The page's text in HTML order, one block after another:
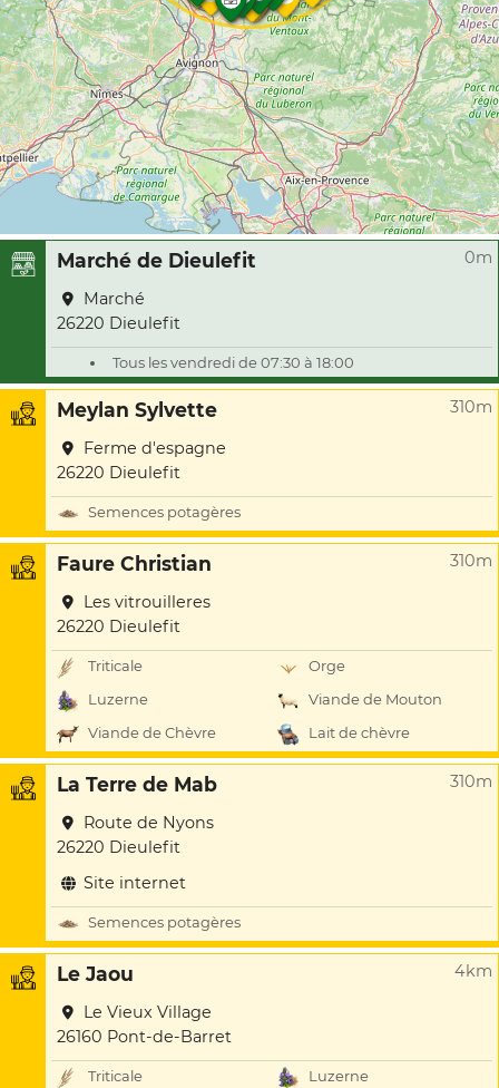
Marché de Dieulefit 0m
Marché
26220 Dieulefit
Tous les vendredi de 07:30 à 18:00
Meylan Sylvette 310m
Ferme d'espagne
26220 Dieulefit
Semences potagères
Faure Christian 310m
Les vitrouilleres
26220 Dieulefit
Triticale
Orge
Luzerne
Viande de Mouton
Viande de Chèvre
Lait de chèvre
La Terre de Mab 310m
Route de Nyons
26220 Dieulefit
Site internet
Semences potagères
Le Jaou 4km
Le Vieux Village
26160 Pont-de-Barret
Triticale
Luzerne